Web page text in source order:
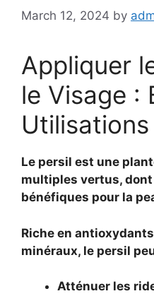
March 12, 2024 by
Appliquer
le Visage :
Utilisations
Le persil est une
multiples vertus,
bénéfiques pour la
Riche en
minéraux, le persil
Atténuer les